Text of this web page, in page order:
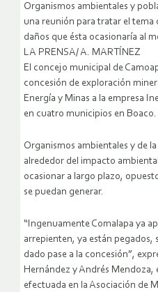
Organismos ambientales y
una reunión para tratar el tema
daños que ésta ocasionaría al
LA PRENSA/ A. MARTÍNEZ
El concejo municipal de
concesión de exploración
Energía y Minas a la empresa
en cuatro municipios en Boaco.
Organismos ambientales y de
alrededor del impacto
ocasionar a largo plazo,
se puedan generar.
“Ingenuamente Comalapa ya
arrepienten, ya están pegados,
dado pase a la concesión”,
Hernández y Andrés Mendoza,
efectuada en la Asociación de